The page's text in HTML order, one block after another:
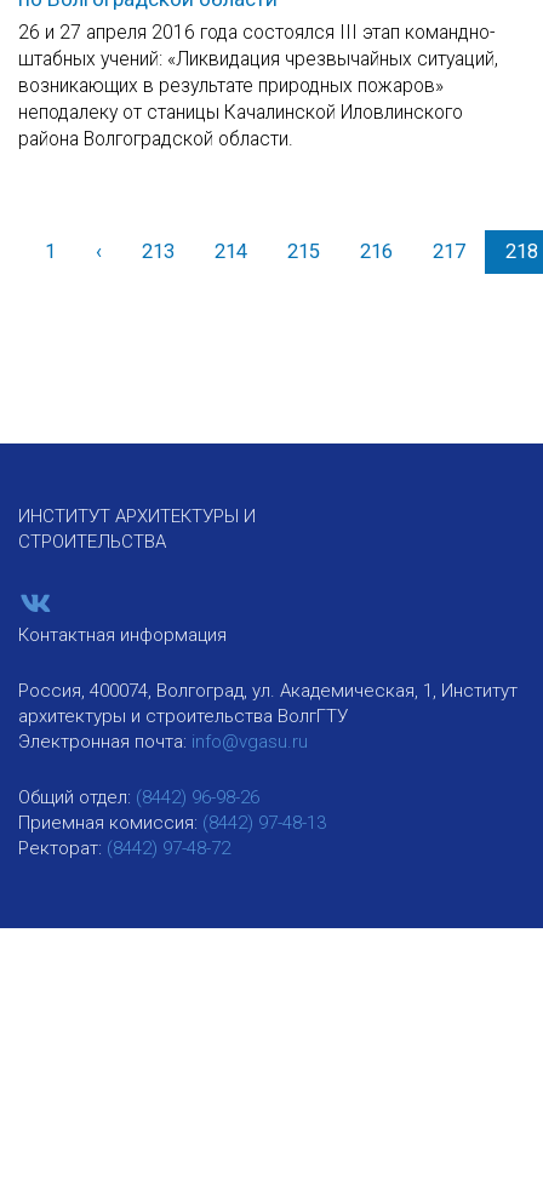
26 и 27 апреля 2016 года состоялся III этап командно-
штабных учений: «Ликвидация чрезвычайных ситуаций,
возникающих в результате природных пожаров»
неподалеку от станицы Качалинской Иловлинского
района Волгоградской области.
1 ‹Назад213 214 215 216 217 218
ИНСТИТУТ АРХИТЕКТУРЫ И
СТРОИТЕЛЬСТВА
Контактная информация
Россия, 400074, Волгоград, ул. Академическая, 1, Институт
архитектуры и строительства ВолгГТУ
Электронная почта: info@vgasu.ru
Общий отдел: (8442) 96-98-26
Приемная комиссия: (8442) 97-48-13
Ректорат: (8442) 97-48-72